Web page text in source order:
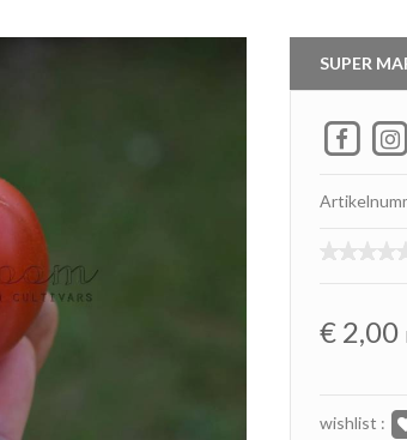
SUPER
€ 2,00
wishlist :